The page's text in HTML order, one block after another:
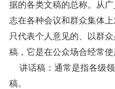
据的各类文稿的总称。从
志在各种会议和群众集体
只代表个人意见的、以群
稿，它是在公众场合经常使
讲话稿：通常是指各级
稿。